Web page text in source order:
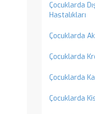
Çocuklarda
Hastalıkları
Çocuklarda
Çocuklarda
Çocuklarda
Çocuklarda